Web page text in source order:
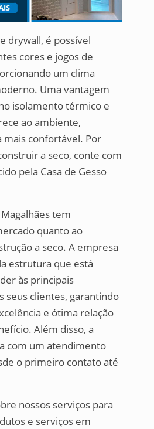
drywall, é possível
cores e jogos de
um clima
Uma vantagem
isolamento térmico e
ao ambiente,
mais confortável. Por
a seco, conte com
pela Casa de Gesso
tem
quanto ao
a seco. A empresa
estrutura que está
às principais
seus clientes, garantindo
e ótima relação
Além disso, a
com um atendimento
o primeiro contato até
nossos serviços para
e serviços em